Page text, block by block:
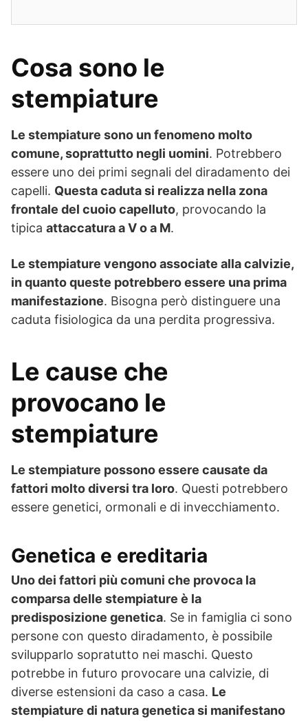
Cosa sono le
stempiature
Le stempiature sono un fenomeno molto
comune, soprattutto negli uomini. Potrebbero
essere uno dei primi segnali del diradamento dei
capelli. Questa caduta si realizza nella zona
frontale del cuoio capelluto, provocando la
tipica attaccatura a V o a M.
Le stempiature vengono associate alla calvizie,
in quanto queste potrebbero essere una prima
manifestazione. Bisogna però distinguere una
caduta fisiologica da una perdita progressiva.
Le cause che
provocano le
stempiature
Le stempiature possono essere causate da
fattori molto diversi tra loro. Questi potrebbero
essere genetici, ormonali e di invecchiamento.
Genetica e ereditaria
Uno dei fattori più comuni che provoca la
comparsa delle stempiature è la
predisposizione genetica. Se in famiglia ci sono
persone con questo diradamento, è possibile
svilupparlo sopratutto nei maschi. Questo
potrebbe in futuro provocare una calvizie, di
diverse estensioni da caso a casa. Le
stempiature di natura genetica si manifestano